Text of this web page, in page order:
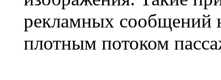
рекламных сообщений
плотным потоком